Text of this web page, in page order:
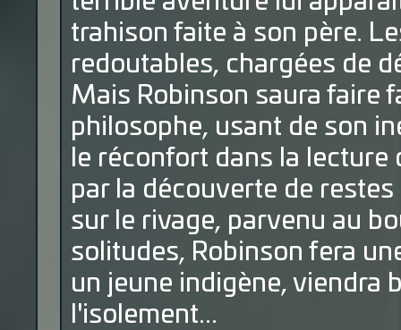
trahison faite à son père.
redoutables, chargées de
Mais Robinson saura faire
philosophe, usant de son
le réconfort dans la lecture
par la découverte de
sur le rivage, parvenu au
solitudes, Robinson fera
un jeune indigène, viendra
l'isolement...